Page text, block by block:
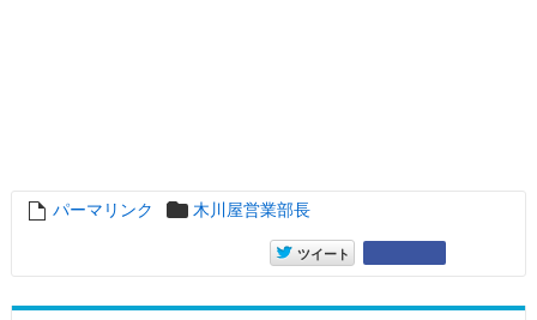
entry7189
パーマリンク 木川屋営業部長
entry7189
ツイート